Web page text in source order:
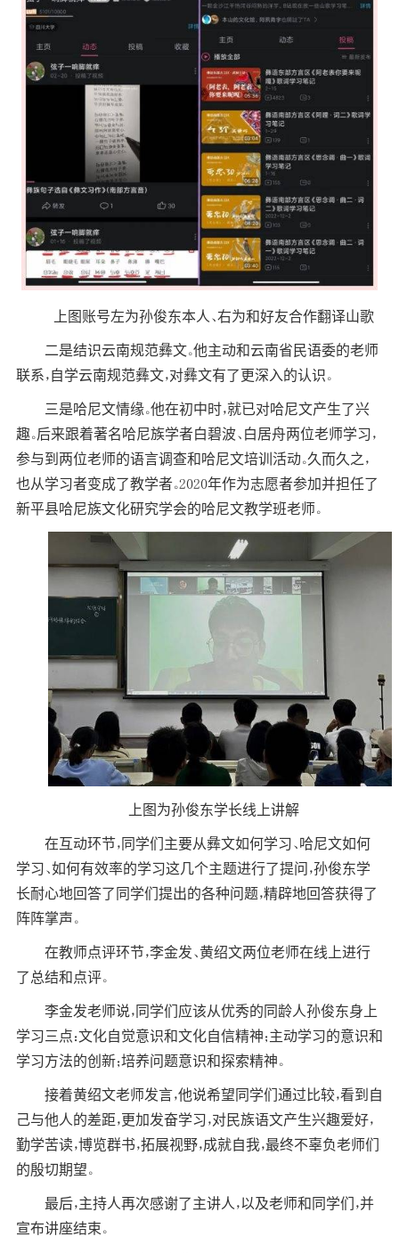
上图账号左为孙俊东本人、右为和好友合作翻译山歌
二是结识云南规范彝文。他主动和云南省民语委的老师
联系，自学云南规范彝文，对彝文有了更深入的认识。
三是哈尼文情缘。他在初中时，就已对哈尼文产生了兴
趣。后来跟着著名哈尼族学者白碧波、白居舟两位老师学习，
参与到两位老师的语言调查和哈尼文培训活动。久而久之，
也从学习者变成了教学者。2020年作为志愿者参加并担任了
新平县哈尼族文化研究学会的哈尼文教学班老师。
上图为孙俊东学长线上讲解
在互动环节，同学们主要从彝文如何学习、哈尼文如何
学习、如何有效率的学习这几个主题进行了提问，孙俊东学
长耐心地回答了同学们提出的各种问题，精辟地回答获得了
阵阵掌声。
在教师点评环节，李金发、黄绍文两位老师在线上进行
了总结和点评。
李金发老师说，同学们应该从优秀的同龄人孙俊东身上
学习三点：文化自觉意识和文化自信精神；主动学习的意识和
学习方法的创新；培养问题意识和探索精神。
接着黄绍文老师发言，他说希望同学们通过比较，看到自
己与他人的差距，更加发奋学习，对民族语文产生兴趣爱好，
勤学苦读，博览群书，拓展视野，成就自我，最终不辜负老师们
的殷切期望。
最后，主持人再次感谢了主讲人，以及老师和同学们，并
宣布讲座结束。